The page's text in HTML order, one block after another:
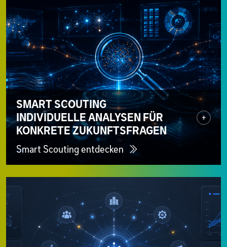
SMART SCOUTING
INDIVIDUELLE ANALYSEN FÜR
KONKRETE ZUKUNFTSFRAGEN
+
Smart Scouting entdecken